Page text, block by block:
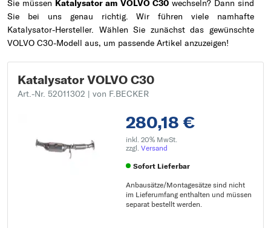
Sie müssen Katalysator am VOLVO C30wechseln? Dann sind
Sie bei uns genau richtig. Wir führen viele namhafte
Katalysator-Hersteller. Wählen Sie zunächst das gewünschte
VOLVO C30-Modell aus, um passende Artikel anzuzeigen!
Katalysator VOLVO C30
Art.-Nr. 52011302 | von F.BECKER
280,18 €
inkl. 20% MwSt.
zzgl. Versand
Sofort Lieferbar
Anbausätze/Montagesätze sind nicht
im Lieferumfang enthalten und müssen
separat bestellt werden.